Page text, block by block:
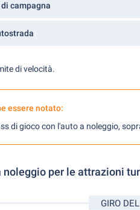
campagna
di velocità.
essere notato:
di gioco con l'auto a noleggio,
noleggio per le attrazioni
GIRO